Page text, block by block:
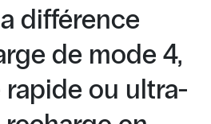
différence
de mode 4,
rapide ou ultra-